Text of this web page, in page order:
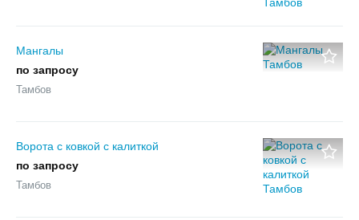
Мангалы
по запросу
Тамбов
Ворота с ковкой с калиткой
по запросу
Тамбов